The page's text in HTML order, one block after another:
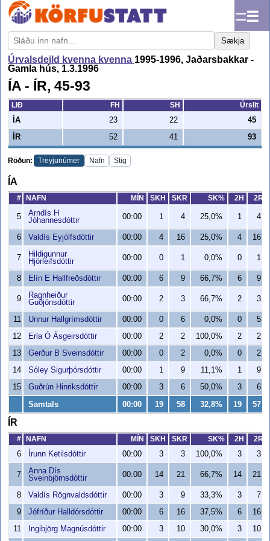
☰
Sækja
Úrvalsdeild kvenna kvenna 1995-1996, Jaðarsbakkar -
Gamla hús, 1.3.1996
ÍA - ÍR, 45-93
LIÐ FH SH
Úrslit
ÍA
23 22
45
ÍR
52 41 93
Röðun: Treyjunúmer Nafn Stig
ÍA
# NAFN MÍN SKH SKR SK% 2H 2R
5
Arndís H
Jóhannesdóttir
00:00 1 4 25,0% 1 4
6 Valdís Eyjólfsdóttir 00:00 4 16 25,0% 4 16
7
Hildigunnur
Hjörleifsdóttir
00:00 0 1 0,0% 0 1
8 Elín E Hallfreðsdóttir 00:00 6 9 66,7% 6 9
9
Ragnheiður
Guðjónsdóttir
00:00 2 3 66,7% 2 3
11 Unnur Hallgrímsdóttir 00:00 0 6 0,0% 0
5
12
Erla Ó Ásgeirsdóttir 00:00 2 2 100,0% 2
2
13
Gerður B Sveinsdóttir 00:00 0 2 0,0% 0
2
14
Sóley Sigurþórsdóttir 00:00 1 9 11,1% 1
9
15
Guðrún Hinriksdóttir 00:00 3 6 50,0% 3 6
Samtals 00:00 19 58 32,8% 19 57
ÍR
# NAFN MÍN SKH SKR SK% 2H
2R
6
Írunn Ketilsdóttir 00:00 3 3 100,0% 3 3
7
Anna Dís
Sveinbjörnsdóttir
00:00 14 21 66,7% 14 21
8 Valdís Rögnvaldsdóttir 00:00 3 9 33,3% 3
7
9
Jófríður Halldórsdóttir 00:00 6 16 37,5% 6
16
11
Ingibjörg Magnúsdóttir 00:00 3 10 30,0% 3 10